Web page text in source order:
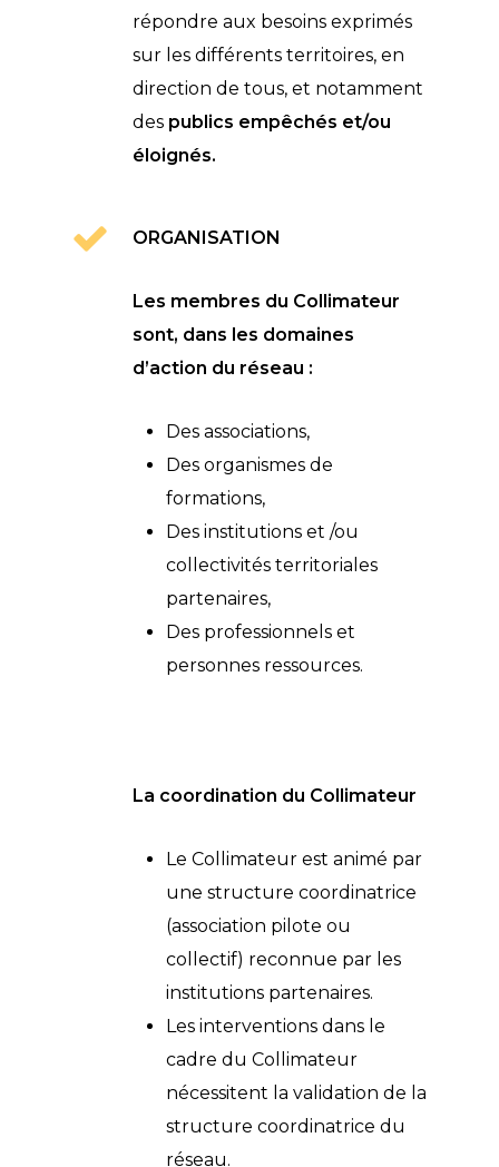
répondre aux besoins exprimés
sur les différents territoires, en
direction de tous, et notamment
des publics empêchés et/ou
éloignés.
ORGANISATION
Les membres du Collimateur
sont, dans les domaines
d’action du réseau :
Des associations,
Des organismes de
formations,
Des institutions et /ou
collectivités territoriales
partenaires,
Des professionnels et
personnes ressources.
La coordination du Collimateur
Le Collimateur est animé par
une structure coordinatrice
(association pilote ou
collectif) reconnue par les
institutions partenaires.
Les interventions dans le
cadre du Collimateur
nécessitent la validation de la
structure coordinatrice du
réseau.